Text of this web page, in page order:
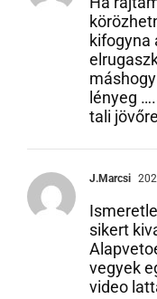
Ha
kifogyna
lényeg
tali
sikert
vegyek